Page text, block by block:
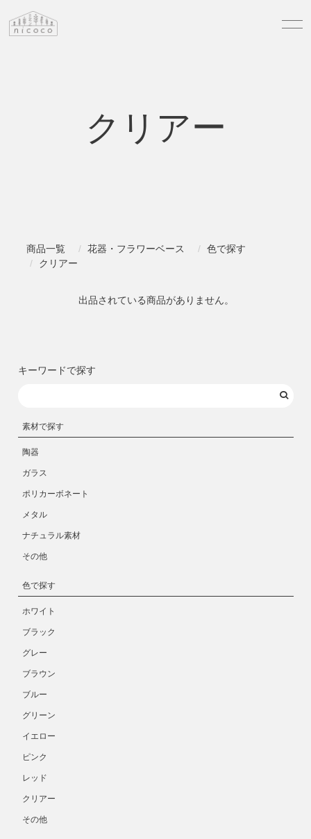
クリアー
商品一覧 花器・フラワーベース
色で探す
クリアー
出品されている商品がありません。
キーワードで探す
素材で探す
陶器
ガラス
ポリカーボネート
メタル
ナチュラル素材
その他
色で探す
ホワイト
ブラック
グレー
ブラウン
ブルー
グリーン
イエロー
ピンク
レッド
クリアー
その他